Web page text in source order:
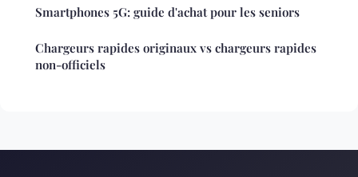
Smartphones 5G: guide d'achat pour les seniors
Chargeurs rapides originaux vs chargeurs rapides
non-officiels